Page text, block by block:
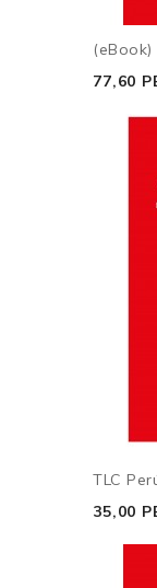
77,60
TLC
35,00